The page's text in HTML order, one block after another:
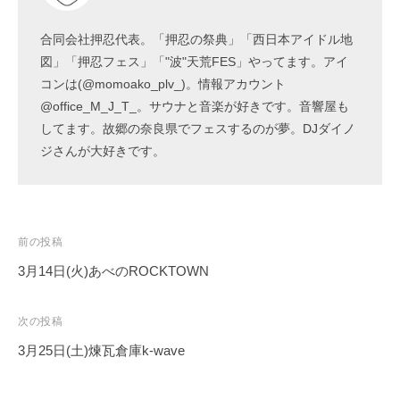
合同会社押忍代表。「押忍の祭典」「西日本アイドル地
図」「押忍フェス」「"波"天荒FES」やってます。アイ
コンは(@momoako_plv_)。情報アカウント
@office_M_J_T_。サウナと音楽が好きです。音響屋も
してます。故郷の奈良県でフェスするのが夢。DJダイノ
ジさんが大好きです。
投
稿
ビ
ゲ
前の投稿
3月14日(火)あべのROCKTOWN
次の投稿
3月25日(土)煉瓦倉庫k-wave